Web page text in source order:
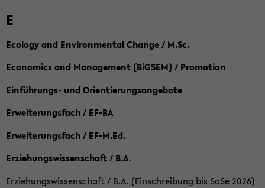
E
Ecology and Environmental Change / M.Sc.
Economics and Management (BiGSEM) / Promotion
Einführungs- und Orientierungsangebote
Erweiterungsfach / EF-BA
Erweiterungsfach / EF-M.Ed.
Erziehungswissenschaft / B.A.
Erziehungswissenschaft / B.A. (Einschreibung bis SoSe 2026)